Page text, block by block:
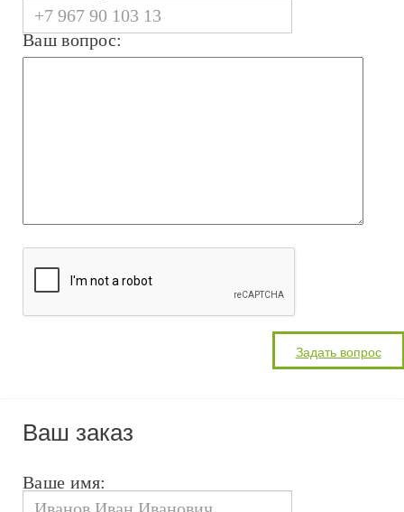
Ваш вопрос:
Ваш заказ
Ваше имя: